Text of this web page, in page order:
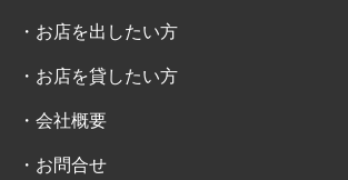
・ お店を出したい方
・ お店を貸したい方
・ 会社概要
・ お問合せ